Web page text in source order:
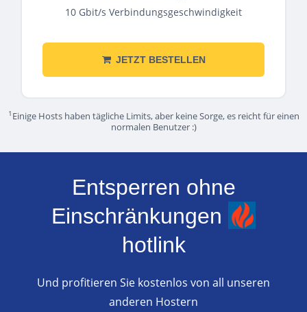
10 Gbit/s Verbindungsgeschwindigkeit
JETZT BESTELLEN
1 Einige Hosts haben tägliche Limits, aber keine Sorge, es reicht für einen
normalen Benutzer :)
Entsperren ohne
Einschränkungen
hotlink
Und profitieren Sie kostenlos von all unseren
anderen Hostern